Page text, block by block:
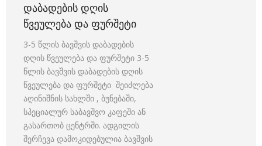
ᲓᲐᲑᲐᲓᲔᲑᲘᲡ ᲓᲦᲘᲡ
ᲬᲕᲔᲣᲚᲔᲑᲐ ᲓᲐ ᲤᲣᲠᲨᲔᲢᲘ
3-5 წლის ბავშვის დაბადების
დღის წვეულება და ფურშეტი 3-5
წლის ბავშვის დაბადების დღის
წვეულება და ფურშეტი შეიძლება
აღინიშნის სახლში , ბუნებაში,
სპეციალურ საბავშვო კაფეში ან
გასართობ ცენტრში. ადგილის
შერჩევა დამოკიდებულია ბავშვის